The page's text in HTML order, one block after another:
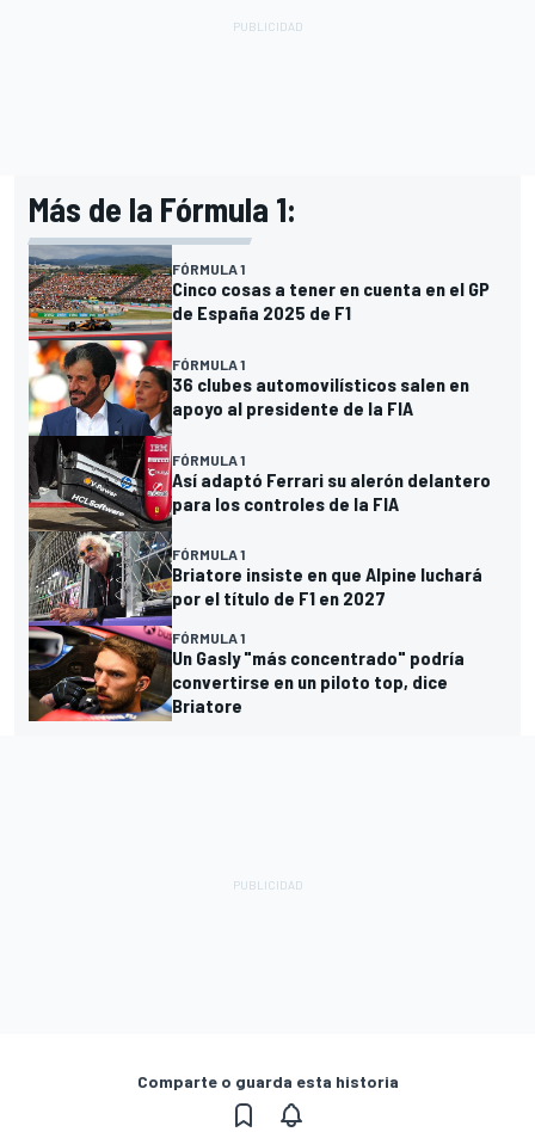
Más de la Fórmula 1:
FÓRMULA 1
Cinco cosas a tener en cuenta en el GP
de España 2025 de F1
FÓRMULA 1
36 clubes automovilísticos salen en
apoyo al presidente de la FIA
FÓRMULA 1
Así adaptó Ferrari su alerón delantero
para los controles de la FIA
FÓRMULA 1
Briatore insiste en que Alpine luchará
por el título de F1 en 2027
FÓRMULA 1
Un Gasly "más concentrado" podría
convertirse en un piloto top, dice
Briatore
Comparte o guarda esta historia